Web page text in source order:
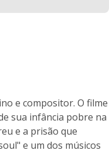
e compositor. O filme
sua infância pobre na
e a prisão que
e um dos músicos